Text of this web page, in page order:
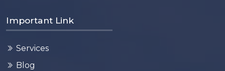
Important Link
Services
Blog